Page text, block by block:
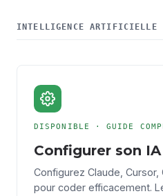
INTELLIGENCE ARTIFICIELLE
DISPONIBLE · GUIDE
Configurer son
Configurez Claude,
pour coder efficacement.